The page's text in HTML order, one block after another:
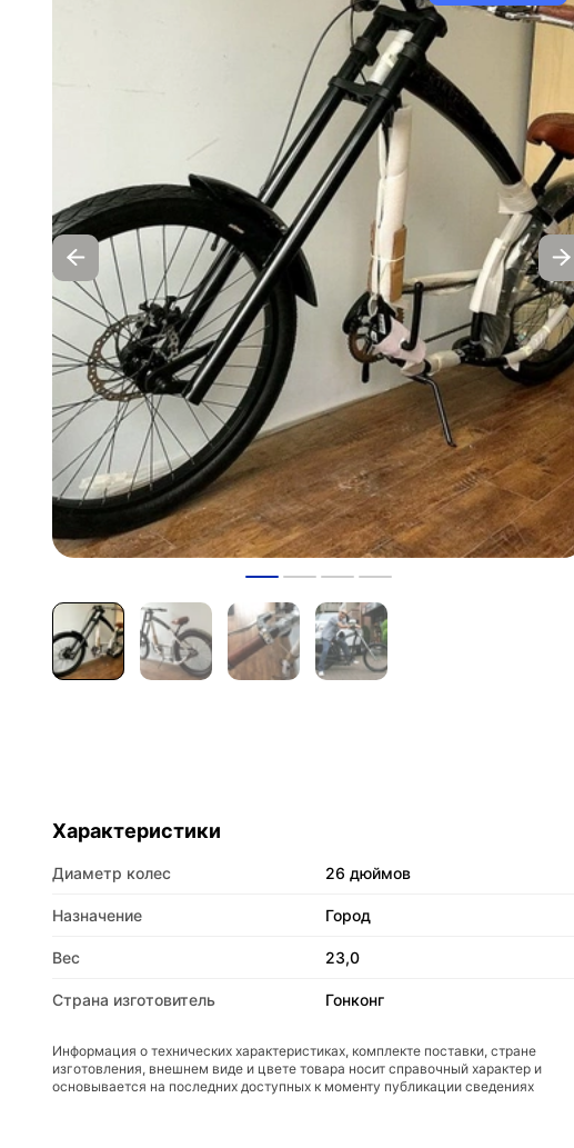
Характеристики
Диаметр колес 26 дюймов
Назначение Город
Вес 23,0
Страна изготовитель Гонконг
Информация о технических характеристиках, комплекте поставки, стране
изготовления, внешнем виде и цвете товара носит справочный характер и
основывается на последних доступных к моменту публикации сведениях